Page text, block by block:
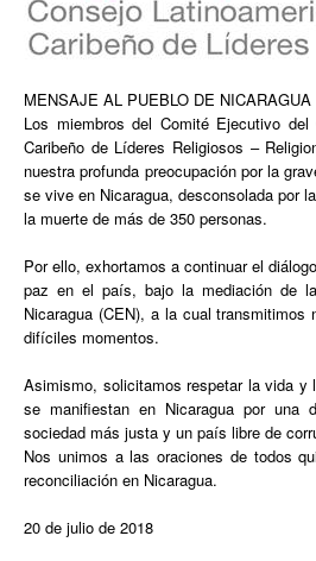
MENSAJE AL PUEBLO DE NICARAGUA
Los miembros del Comité Ejecutivo del
Caribeño de Líderes Religiosos –
nuestra profunda preocupación por la
se vive en Nicaragua, desconsolada por
la muerte de más de 350 personas.
Por ello, exhortamos a continuar el
paz en el país, bajo la mediación de
Nicaragua (CEN), a la cual transmitimos
difíciles momentos.
Asimismo, solicitamos respetar la vida y
se manifiestan en Nicaragua por una
sociedad más justa y un país libre de
Nos unimos a las oraciones de todos
reconciliación en Nicaragua.
20 de julio de 2018